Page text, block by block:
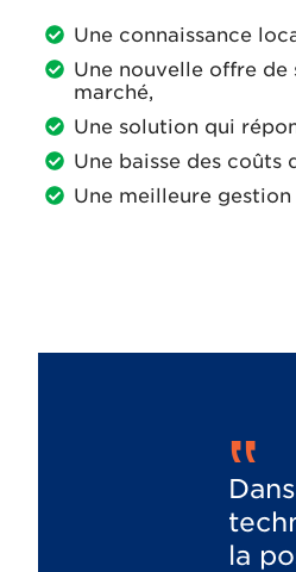
Une connaissance
Une nouvelle offre de
marché,
Une solution qui
Une baisse des coûts
Une meilleure
‟
la